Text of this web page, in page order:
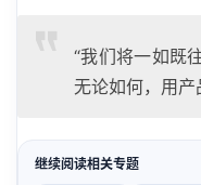
“我们将一如既
无论如何，用产
继续阅读相关专题